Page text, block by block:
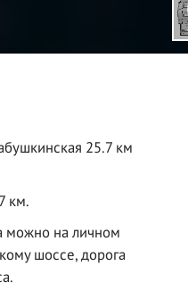
25.7 км
км.
можно на личном
шоссе, дорога